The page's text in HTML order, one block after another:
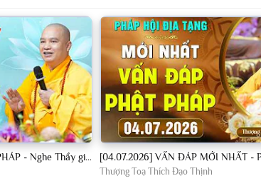
[04.07.2026] VẤN ĐÁP PHẬT PHÁP - Nghe Thầy giảng Pháp mỗi ngày CÔNG ĐỨC VÔ LƯỢNG│TT. Thích Đạo Thịnh
Thượng Toạ Thích Đạo Thịnh